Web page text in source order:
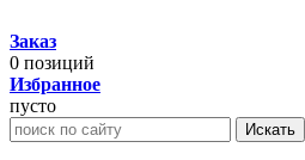
Заказ
0 позиций
Избранное
пусто
Искать